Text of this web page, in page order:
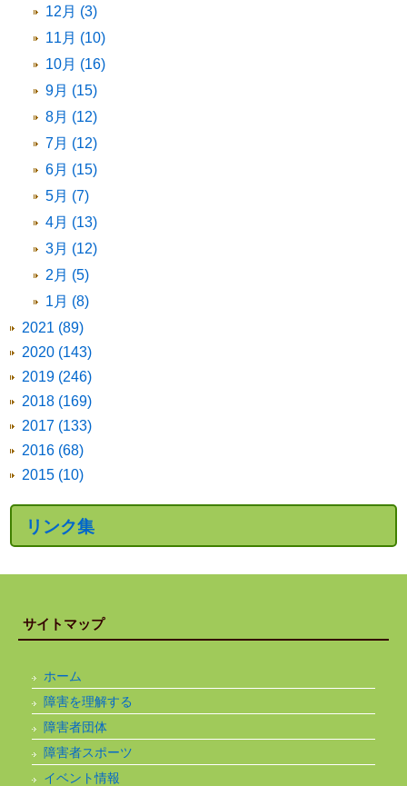
12月 (3)
11月 (10)
10月 (16)
9月 (15)
8月 (12)
7月 (12)
6月 (15)
5月 (7)
4月 (13)
3月 (12)
2月 (5)
1月 (8)
2021 (89)
2020 (143)
2019 (246)
2018 (169)
2017 (133)
2016 (68)
2015 (10)
リンク集
サイトマップ
ホーム
障害を理解する
障害者団体
障害者スポーツ
イベント情報